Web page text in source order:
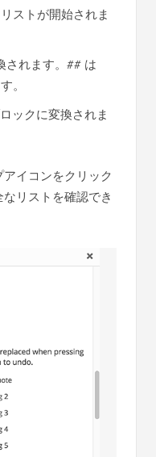
ストが開始されま
されます。## は
。
ックに変換されま
イコンをクリック
リストを確認でき